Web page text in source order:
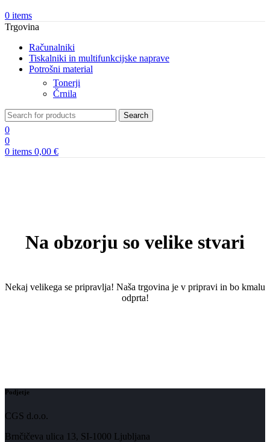
0 items
Trgovina
Računalniki
Tiskalniki in multifunkcijske naprave
Potrošni material
Tonerji
Črnila
Search
0
0
0 items 0,00 €
Na obzorju so velike stvari
Nekaj ​​velikega se pripravlja! Naša trgovina je v pripravi in ​​bo kmalu
odprta!
Podjetje
CGS d.o.o.
Brnčičeva ulica 13, SI-1000 Ljubljana